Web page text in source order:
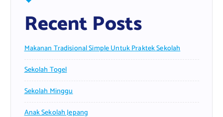
Recent Posts
Makanan Tradisional Simple Untuk Praktek Sekolah
Sekolah Togel
Sekolah Minggu
Anak Sekolah Jepang